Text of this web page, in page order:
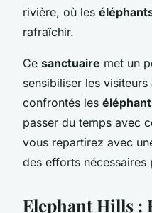
rivière, où les
rafraîchir.
Ce sanctuaire met un
sensibiliser les
confrontés les
passer du temps avec
vous repartirez avec
des efforts
Elephant Hills :